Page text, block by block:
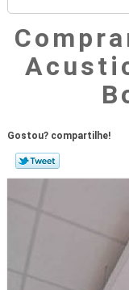
Gostou? compartilhe!